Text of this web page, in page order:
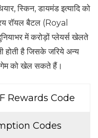
स्किन, डायमंड इत्यादि को
रॉयल बैटल (Royal
में करोड़ों प्लेयर्स खेलते
होती है जिसके जरिये अन्य
गेम को खेल सकते हैं।
Rewards Code
Codes